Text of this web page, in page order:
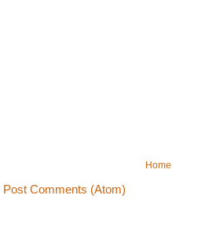
Home
Post Comments (Atom)